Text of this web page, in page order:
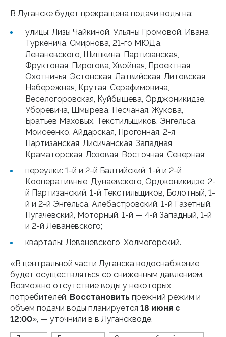
В Луганске будет прекращена подачи воды на:
улицы: Лизы Чайкиной, Ульяны Громовой, Ивана
Туркенича, Смирнова, 21-го МЮДа,
Леваневского, Шишкина, Партизанская,
Фруктовая, Пирогова, Хвойная, Проектная,
Охотничья, Эстонская, Латвийская, Литовская,
Набережная, Крутая, Серафимовича,
Веселогоровская, Куйбышева, Орджоникидзе,
Уборевича, Шмырева, Песчаная, Жукова,
Братьев Маховых, Текстильщиков, Энгельса,
Моисеенко, Айдарская, Прогонная, 2-я
Партизанская, Лисичанская, Западная,
Краматорская, Лозовая, Восточная, Северная;
переулки: 1-й и 2-й Балтийский, 1-й и 2-й
Кооперативные, Дунаевского, Орджоникидзе, 2-
й Партизанский, 1-й Текстильщиков, Болотный, 1-
й и 2-й Энгельса, Алебастровский, 1-й Газетный,
Пугачевский, Моторный, 1-й — 4-й Западный, 1-й
и 2-й Леваневского;
кварталы: Леваневского, Холмогорский.
«В центральной части Луганска водоснабжение
будет осуществляться со сниженным давлением.
Возможно отсутствие воды у некоторых
потребителей. Восстановить прежний режим и
объем подачи воды планируется 18 июня с
12:00», — уточнили в в Луганскводе.